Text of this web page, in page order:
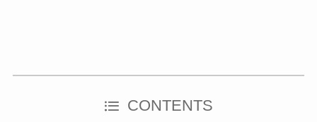
CONTENTS